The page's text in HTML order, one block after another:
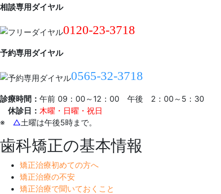
相談専用ダイヤル
0120-23-3718
予約専用ダイヤル
0565-32-3718
診療時間： 午前 09：00～12：00 午後 2：00～5：30
休診日： 木曜・日曜・祝日
※ △土曜は午後5時まで。
歯科矯正の基本情報
矯正治療初めての方へ
矯正治療の不安
矯正治療で聞いておくこと